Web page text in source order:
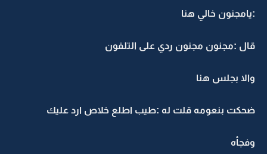
:يامجنون خالي هنا
قال :مجنون مجنون ردي على التلفون
والا بجلس هنا
ضحكت بنعومه قلت له :طيب اطلع خلاص ارد عليك
وفجأه